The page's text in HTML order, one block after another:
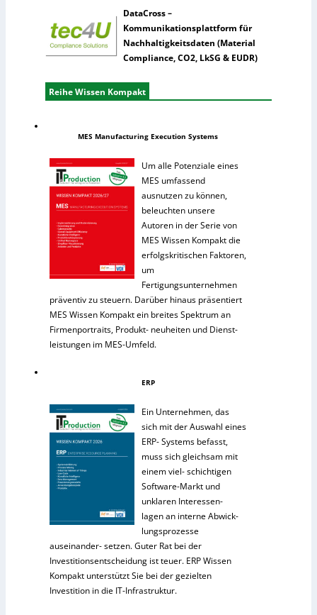
DataCross –
Kommunikationsplattform für
Nachhaltigkeitsdaten (Material
Compliance, CO2, LkSG & EUDR)
Reihe Wissen Kompakt
MES Manufacturing Execution Systems
Um alle Potenziale eines
MES umfassend
ausnutzen zu können,
beleuchten unsere
Autoren in der Serie von
MES Wissen Kompakt die
erfolgskritischen Faktoren,
um
Fertigungsunternehmen
präventiv zu steuern. Darüber hinaus präsentiert
MES Wissen Kompakt ein breites Spektrum an
Firmenportraits, Produkt- neuheiten und Dienst-
leistungen im MES-Umfeld.
ERP
Ein Unternehmen, das
sich mit der Auswahl eines
ERP- Systems befasst,
muss sich gleichsam mit
einem viel- schichtigen
Software-Markt und
unklaren Interessen-
lagen an interne Abwick-
lungsprozesse
auseinander- setzen. Guter Rat bei der
Investitionsentscheidung ist teuer. ERP Wissen
Kompakt unterstützt Sie bei der gezielten
Investition in die IT-Infrastruktur.